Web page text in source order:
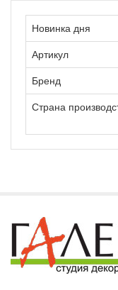
Новинка дня
Артикул
Бренд
Страна